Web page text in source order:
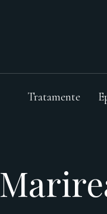
Tratamente